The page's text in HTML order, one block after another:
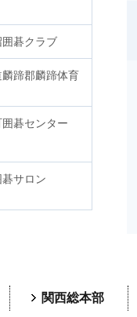
碁クラブ
蹄郡麟蹄体育
碁センター
サロン
関西総本部